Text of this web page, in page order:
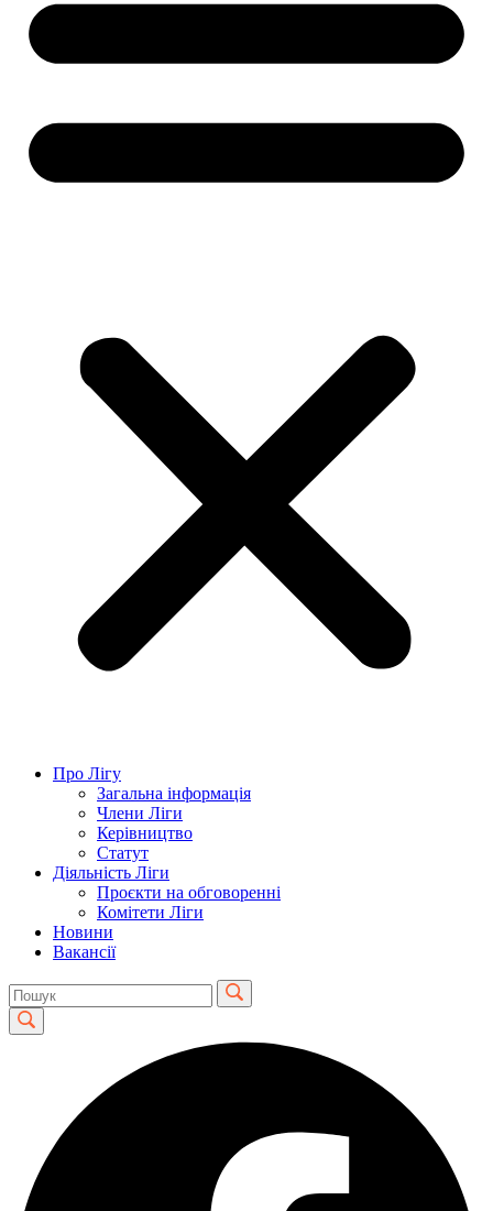
Про Лігу
Загальна інформація
Члени Ліги
Керівництво
Статут
Діяльність Ліги
Проєкти на обговоренні
Комітети Ліги
Новини
Вакансії